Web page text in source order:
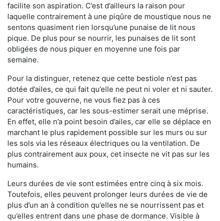
facilite son aspiration. C’est d’ailleurs la raison pour
laquelle contrairement à une piqûre de moustique nous ne
sentons quasiment rien lorsqu’une punaise de lit nous
pique. De plus pour se nourrir, les punaises de lit sont
obligées de nous piquer en moyenne une fois par
semaine.
Pour la distinguer, retenez que cette bestiole n’est pas
dotée d’ailes, ce qui fait qu’elle ne peut ni voler et ni sauter.
Pour votre gouverne, ne vous fiez pas à ces
caractéristiques, car les sous-estimer serait une méprise.
En effet, elle n’a point besoin d’ailes, car elle se déplace en
marchant le plus rapidement possible sur les murs ou sur
les sols via les réseaux électriques ou la ventilation. De
plus contrairement aux poux, cet insecte ne vit pas sur les
humains.
Leurs durées de vie sont estimées entre cinq à six mois.
Toutefois, elles peuvent prolonger leurs durées de vie de
plus d’un an à condition qu’elles ne se nourrissent pas et
qu’elles entrent dans une phase de dormance. Visible à